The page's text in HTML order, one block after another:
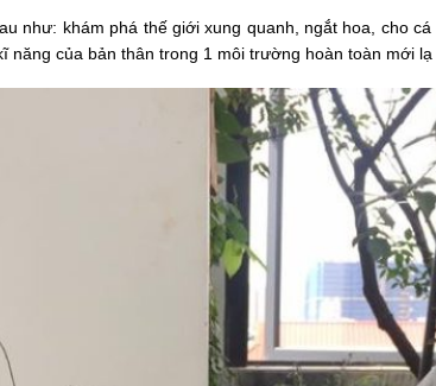
như: khám phá thế giới xung quanh, ngắt hoa, cho
của bản thân trong 1 môi trường hoàn toàn mới lạ